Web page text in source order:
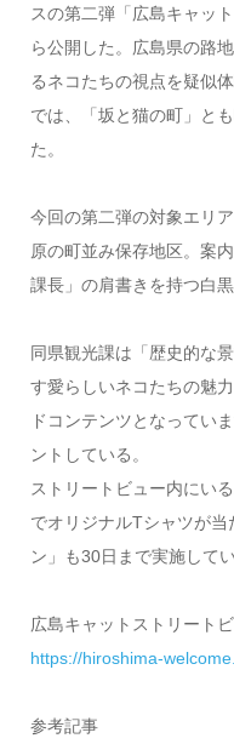
スの第二弾「広島キャッ
ら公開した。広島県の路
るネコたちの視点を疑似
では、「坂と猫の町」と
た。
今回の第二弾の対象エリ
原の町並み保存地区。案
課長」の肩書きを持つ白
同県観光課は「歴史的な
す愛らしいネコたちの魅
ドコンテンツとなってい
ントしている。
ストリートビュー内にい
でオリジナルTシャツが
ン」も30日まで実施してい
広島キャットストリート
https://hiroshima-
参考記事